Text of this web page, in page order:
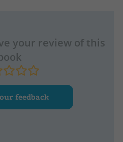
your review of this
feedback